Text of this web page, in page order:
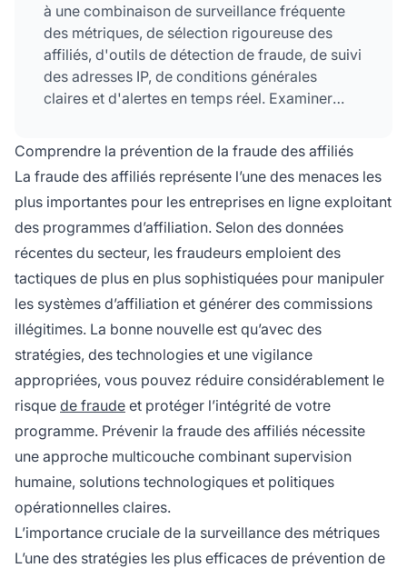
à une combinaison de surveillance fréquente
des métriques, de sélection rigoureuse des
affiliés, d'outils de détection de fraude, de suivi
des adresses IP, de conditions générales
claires et d'alertes en temps réel. Examiner
interaction humaine telles que les demandes,
les conversions et les achats est essentiel, car
une augmentation soudaine des transactions
référées par des affiliés indique souvent une
activité frauduleuse.
Comprendre la prévention de la fraude des affiliés
La fraude des affiliés représente l’une des menaces les
plus importantes pour les entreprises en ligne exploitant
des programmes d’affiliation. Selon des données
récentes du secteur, les fraudeurs emploient des
tactiques de plus en plus sophistiquées pour manipuler
les systèmes d’affiliation et générer des commissions
illégitimes. La bonne nouvelle est qu’avec des
stratégies, des technologies et une vigilance
appropriées, vous pouvez réduire considérablement le
risque de fraude et protéger l’intégrité de votre
programme. Prévenir la fraude des affiliés nécessite
une approche multicouche combinant supervision
humaine, solutions technologiques et politiques
opérationnelles claires.
L’importance cruciale de la surveillance des métriques
L’une des stratégies les plus efficaces de prévention de